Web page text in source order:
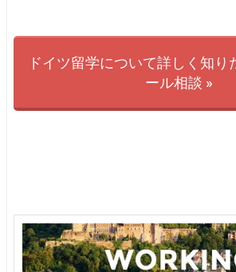
ドイツ留学について詳しく知り
ール相談 »